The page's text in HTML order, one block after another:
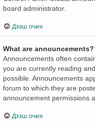
board administrator.
Дээш очих
What are announcements?
Announcements often
you are currently reading
possible. Announcements
forum to which they are
announcement permissions
Дээш очих